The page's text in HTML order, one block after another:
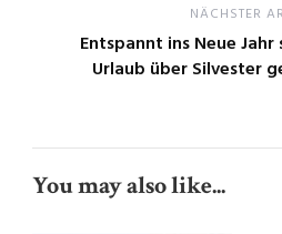
NÄCHSTER
Entspannt ins Neue
Urlaub über Silvester
You may also like...